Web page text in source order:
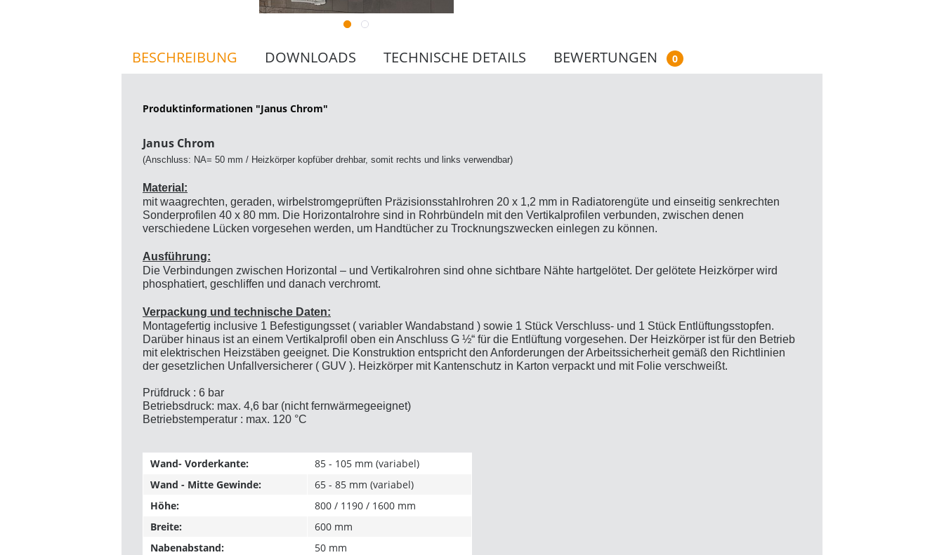
BESCHREIBUNG DOWNLOADS TECHNISCHE DETAILS BEWERTUNGEN 0
Produktinformationen "Janus Chrom"
Janus Chrom
(Anschluss: NA= 50 mm / Heizkörper kopfüber drehbar, somit rechts und links verwendbar)
Material:
mit waagrechten, geraden, wirbelstromgeprüften Präzisionsstahlrohren 20 x 1,2 mm in Radiatorengüte und einseitig senkrechten
Sonderprofilen 40 x 80 mm. Die Horizontalrohre sind in Rohrbündeln mit den Vertikalprofilen verbunden, zwischen denen
verschiedene Lücken vorgesehen werden, um Handtücher zu Trocknungszwecken einlegen zu können.
Ausführung:
Die Verbindungen zwischen Horizontal – und Vertikalrohren sind ohne sichtbare Nähte hartgelötet. Der gelötete Heizkörper wird
phosphatiert, geschliffen und danach verchromt.
Verpackung und technische Daten:
Montagefertig inclusive 1 Befestigungsset ( variabler Wandabstand ) sowie 1 Stück Verschluss- und 1 Stück Entlüftungsstopfen.
Darüber hinaus ist an einem Vertikalprofil oben ein Anschluss G ½“ für die Entlüftung vorgesehen. Der Heizkörper ist für den Betrieb
mit elektrischen Heizstäben geeignet. Die Konstruktion entspricht den Anforderungen der Arbeitssicherheit gemäß den Richtlinien
der gesetzlichen Unfallversicherer ( GUV ). Heizkörper mit Kantenschutz in Karton verpackt und mit Folie verschweißt.
Prüfdruck : 6 bar
Betriebsdruck: max. 4,6 bar (nicht fernwärmegeeignet)
Betriebstemperatur : max. 120 °C
Wand- Vorderkante:
85 - 105 mm (variabel)
Wand - Mitte Gewinde:
65 - 85 mm (variabel)
Höhe:
800 / 1190 / 1600 mm
Breite:
600 mm
Nabenabstand:
50 mm